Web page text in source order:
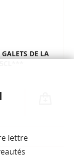
DE LA
lettre